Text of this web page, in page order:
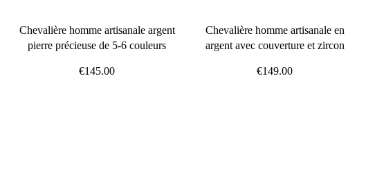
Chevalière homme artisanale argent
pierre précieuse de 5-6 couleurs
€145.00
Chevalière homme artisanale en
argent avec couverture et zircon
€149.00